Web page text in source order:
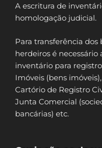
A escritura de
homologação judicial.
Para transferência dos
herdeiros é
inventário para
Imóveis (bens
Cartório de Registro
Junta Comercial
bancárias) etc.